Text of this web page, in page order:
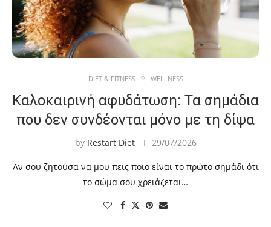
DIET & FITNESS WELLNESS
Καλοκαιρινή αφυδάτωση: Τα σημάδια
που δεν συνδέονται μόνο με τη δίψα
by Restart Diet 29/07/2026
Αν σου ζητούσα να μου πεις ποιο είναι το πρώτο σημάδι ότι
το σώμα σου χρειάζεται…